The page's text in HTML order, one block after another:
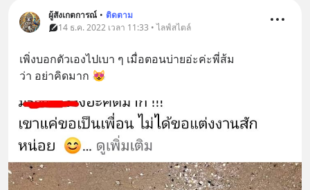
ผู้สังเกตการณ์ • ติดตาม
14 ธ.ค. 2022 เวลา 11:33 • ไลฟ์สไตล์
เพิ่งบอกตัวเองไปเบา ๆ เมื่อตอนบ่ายอ่ะค่ะพี่ส้ม
ว่า อย่าคิดมาก 😻